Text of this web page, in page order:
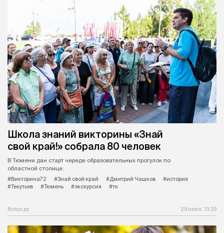
Школа знаний викторины «Знай
свой край!» собрала 80 человек
В Тюмени дан старт череде образовательных прогулок по
областной столице.
#Викторина72
#Знай свой край #Дмитрий Чашков
#история
#Текутьев
#Тюмень #экскурсия #тк
Вслух.ру 29 июля, 13:33